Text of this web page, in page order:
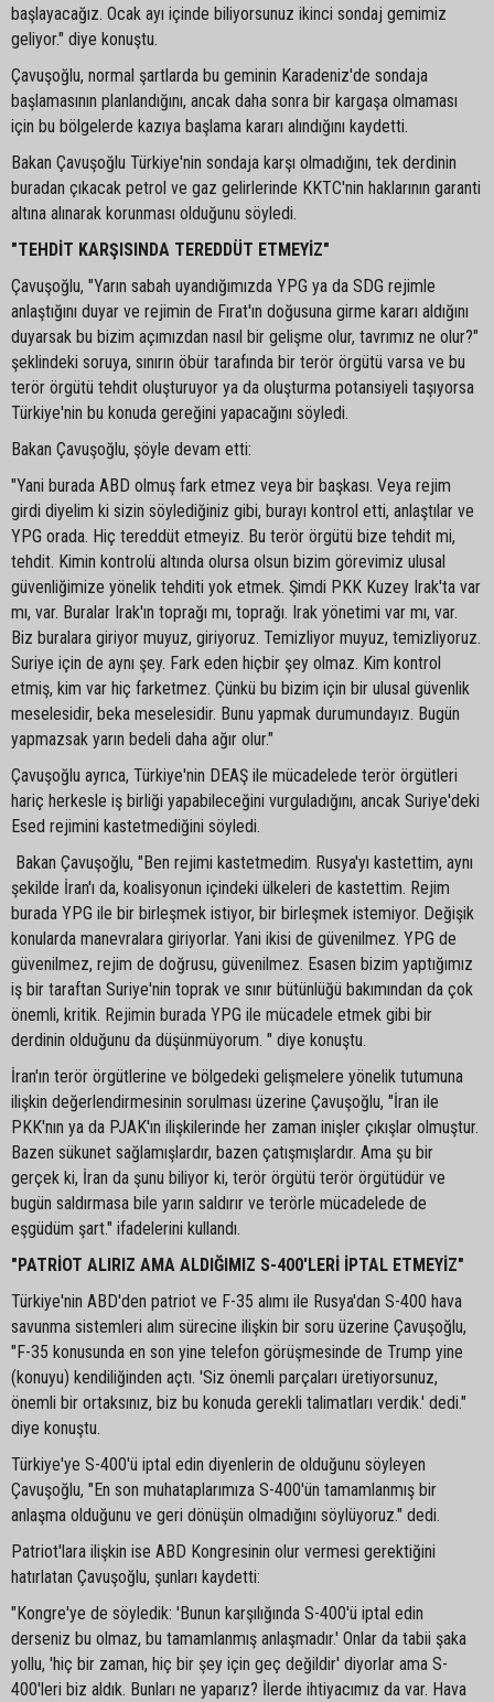
başlayacağız. Ocak ayı içinde biliyorsunuz ikinci sondaj gemimiz
geliyor." diye konuştu.
Çavuşoğlu, normal şartlarda bu geminin Karadeniz'de sondaja
başlamasının planlandığını, ancak daha sonra bir kargaşa olmaması
için bu bölgelerde kazıya başlama kararı alındığını kaydetti.
Bakan Çavuşoğlu Türkiye'nin sondaja karşı olmadığını, tek derdinin
buradan çıkacak petrol ve gaz gelirlerinde KKTC'nin haklarının garanti
altına alınarak korunması olduğunu söyledi.
"TEHDİT KARŞISINDA TEREDDÜT ETMEYİZ"
Çavuşoğlu, "Yarın sabah uyandığımızda YPG ya da SDG rejimle
anlaştığını duyar ve rejimin de Fırat'ın doğusuna girme kararı aldığını
duyarsak bu bizim açımızdan nasıl bir gelişme olur, tavrımız ne olur?"
şeklindeki soruya, sınırın öbür tarafında bir terör örgütü varsa ve bu
terör örgütü tehdit oluşturuyor ya da oluşturma potansiyeli taşıyorsa
Türkiye'nin bu konuda gereğini yapacağını söyledi.
Bakan Çavuşoğlu, şöyle devam etti:
"Yani burada ABD olmuş fark etmez veya bir başkası. Veya rejim
girdi diyelim ki sizin söylediğiniz gibi, burayı kontrol etti, anlaştılar ve
YPG orada. Hiç tereddüt etmeyiz. Bu terör örgütü bize tehdit mi,
tehdit. Kimin kontrolü altında olursa olsun bizim görevimiz ulusal
güvenliğimize yönelik tehditi yok etmek. Şimdi PKK Kuzey Irak'ta var
mı, var. Buralar Irak'ın toprağı mı, toprağı. Irak yönetimi var mı, var.
Biz buralara giriyor muyuz, giriyoruz. Temizliyor muyuz, temizliyoruz.
Suriye için de aynı şey. Fark eden hiçbir şey olmaz. Kim kontrol
etmiş, kim var hiç farketmez. Çünkü bu bizim için bir ulusal güvenlik
meselesidir, beka meselesidir. Bunu yapmak durumundayız. Bugün
yapmazsak yarın bedeli daha ağır olur."
Çavuşoğlu ayrıca, Türkiye'nin DEAŞ ile mücadelede terör örgütleri
hariç herkesle iş birliği yapabileceğini vurguladığını, ancak Suriye'deki
Esed rejimini kastetmediğini söyledi.
Bakan Çavuşoğlu, "Ben rejimi kastetmedim. Rusya'yı kastettim, aynı
şekilde İran'ı da, koalisyonun içindeki ülkeleri de kastettim. Rejim
burada YPG ile bir birleşmek istiyor, bir birleşmek istemiyor. Değişik
konularda manevralara giriyorlar. Yani ikisi de güvenilmez. YPG de
güvenilmez, rejim de doğrusu, güvenilmez. Esasen bizim yaptığımız
iş bir taraftan Suriye'nin toprak ve sınır bütünlüğü bakımından da çok
önemli, kritik. Rejimin burada YPG ile mücadele etmek gibi bir
derdinin olduğunu da düşünmüyorum. " diye konuştu.
İran'ın terör örgütlerine ve bölgedeki gelişmelere yönelik tutumuna
ilişkin değerlendirmesinin sorulması üzerine Çavuşoğlu, "İran ile
PKK'nın ya da PJAK'ın ilişkilerinde her zaman inişler çıkışlar olmuştur.
Bazen sükunet sağlamışlardır, bazen çatışmışlardır. Ama şu bir
gerçek ki, İran da şunu biliyor ki, terör örgütü terör örgütüdür ve
bugün saldırmasa bile yarın saldırır ve terörle mücadelede de
eşgüdüm şart." ifadelerini kullandı.
"PATRİOT ALIRIZ AMA ALDIĞIMIZ S-400'LERİ İPTAL ETMEYİZ"
Türkiye'nin ABD'den patriot ve F-35 alımı ile Rusya'dan S-400 hava
savunma sistemleri alım sürecine ilişkin bir soru üzerine Çavuşoğlu,
"F-35 konusunda en son yine telefon görüşmesinde de Trump yine
(konuyu) kendiliğinden açtı. 'Siz önemli parçaları üretiyorsunuz,
önemli bir ortaksınız, biz bu konuda gerekli talimatları verdik.' dedi."
diye konuştu.
Türkiye'ye S-400'ü iptal edin diyenlerin de olduğunu söyleyen
Çavuşoğlu, "En son muhataplarımıza S-400'ün tamamlanmış bir
anlaşma olduğunu ve geri dönüşün olmadığını söylüyoruz." dedi.
Patriot'lara ilişkin ise ABD Kongresinin olur vermesi gerektiğini
hatırlatan Çavuşoğlu, şunları kaydetti:
"Kongre'ye de söyledik: 'Bunun karşılığında S-400'ü iptal edin
derseniz bu olmaz, bu tamamlanmış anlaşmadır.' Onlar da tabii şaka
yollu, 'hiç bir zaman, hiç bir şey için geç değildir' diyorlar ama S-
400'leri biz aldık. Bunları ne yaparız? İlerde ihtiyacımız da var. Hava